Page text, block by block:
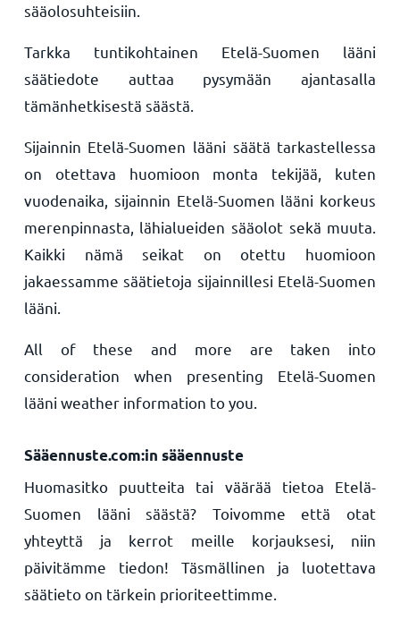
sääolosuhteisiin.
Tarkka tuntikohtainen Etelä-Suomen lääni
säätiedote auttaa pysymään ajantasalla
tämänhetkisestä säästä.
Sijainnin Etelä-Suomen lääni säätä tarkastellessa
on otettava huomioon monta tekijää, kuten
vuodenaika, sijainnin Etelä-Suomen lääni korkeus
merenpinnasta, lähialueiden sääolot sekä muuta.
Kaikki nämä seikat on otettu huomioon
jakaessamme säätietoja sijainnillesi Etelä-Suomen
lääni.
All of these and more are taken into
consideration when presenting Etelä-Suomen
lääni weather information to you.
Sääennuste.com:in sääennuste
Huomasitko puutteita tai väärää tietoa Etelä-
Suomen lääni säästä? Toivomme että otat
yhteyttä ja kerrot meille korjauksesi, niin
päivitämme tiedon! Täsmällinen ja luotettava
säätieto on tärkein prioriteettimme.